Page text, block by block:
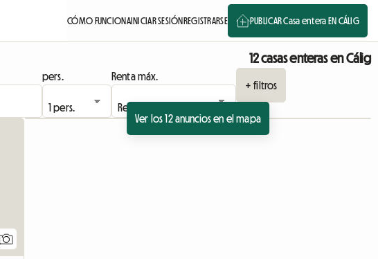
CÓMO FUNCIONAINICIAR SESIÓNREGISTRARSE PUBLICAR Casa entera EN CÁLIG
12 casas enteras en Cálig
pers.
Renta máx.
+ filtros
Ver los 12 anuncios en el mapa